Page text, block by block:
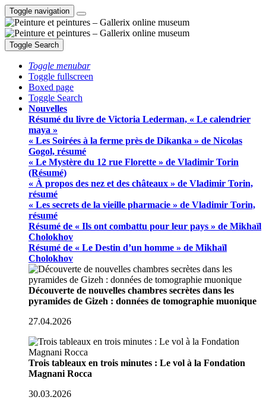
Toggle navigation
Toggle Search
Toggle menubar
Toggle fullscreen
Boxed page
Toggle Search
Nouvelles
Résumé du livre de Victoria Lederman, « Le calendrier
maya »
« Les Soirées à la ferme près de Dikanka » de Nicolas
Gogol, résumé
« Le Mystère du 12 rue Florette » de Vladimir Torin
(Résumé)
« À propos des nez et des châteaux » de Vladimir Torin,
résumé
« Les secrets de la vieille pharmacie » de Vladimir Torin,
résumé
Résumé de « Ils ont combattu pour leur pays » de Mikhaïl
Cholokhov
Résumé de « Le Destin d’un homme » de Mikhaïl
Cholokhov
Découverte de nouvelles chambres secrètes dans les
pyramides de Gizeh : données de tomographie muonique
27.04.2026
Trois tableaux en trois minutes : Le vol à la Fondation
Magnani Rocca
30.03.2026